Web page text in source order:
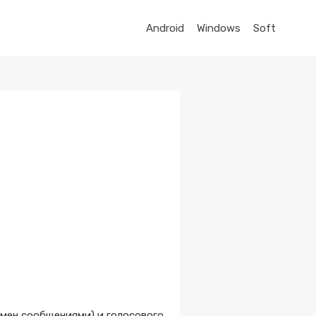
Android Windows Soft